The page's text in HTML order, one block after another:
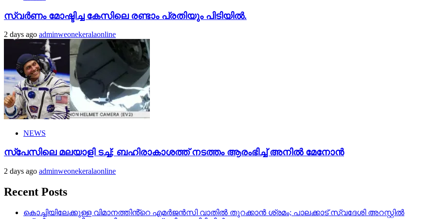
സ്വർണം മോഷ്ടിച്ച കേസിലെ രണ്ടാം പ്രതിയും പിടിയിൽ.
2 days ago adminweonekeralaonline
NEWS
സ്‌പേസിലെ മലയാളി ടച്ച്; ബഹിരാകാശത്ത് നടത്തം ആരംഭിച്ച് അനില്‍ മേനോന്‍
2 days ago adminweonekeralaonline
Recent Posts
കൊച്ചിയിലേക്കുള്ള വിമാനത്തിൻ്റെ എമര്‍ജന്‍സി വാതില്‍ തുറക്കാന്‍ ശ്രമം; പാലക്കാട് സ്വദേശി അറസ്റ്റില്‍